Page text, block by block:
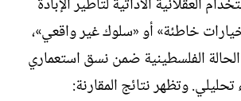
خاطئة» أو «سلوك غير واقعي»،
الفلسطينية ضمن نسق استعماري
تحليلي. وتظهر نتائج المقارنة: